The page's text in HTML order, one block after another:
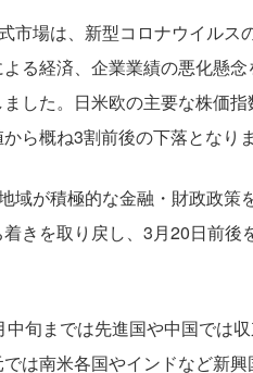
市場は、新型コロナウイルス
る経済、企業業績の悪化懸
した。日米欧の主要な株価
ら概ね3割前後の下落となりま
域が積極的な金融・財政政策
きを取り戻し、3月20日前後
旬までは先進国や中国では
は南米各国やインドなど新